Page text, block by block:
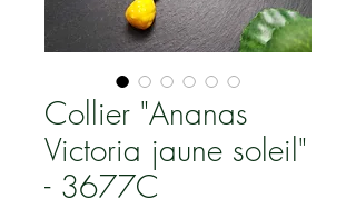
Collier "Ananas
Victoria jaune soleil"
- 3677C